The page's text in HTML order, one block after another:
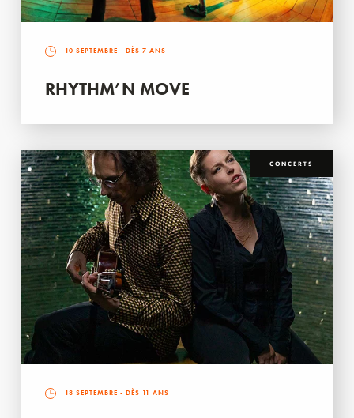
10 SEPTEMBRE - DÈS 7 ANS
RHYTHM’N MOVE
CONCERTS
18 SEPTEMBRE - DÈS 11 ANS